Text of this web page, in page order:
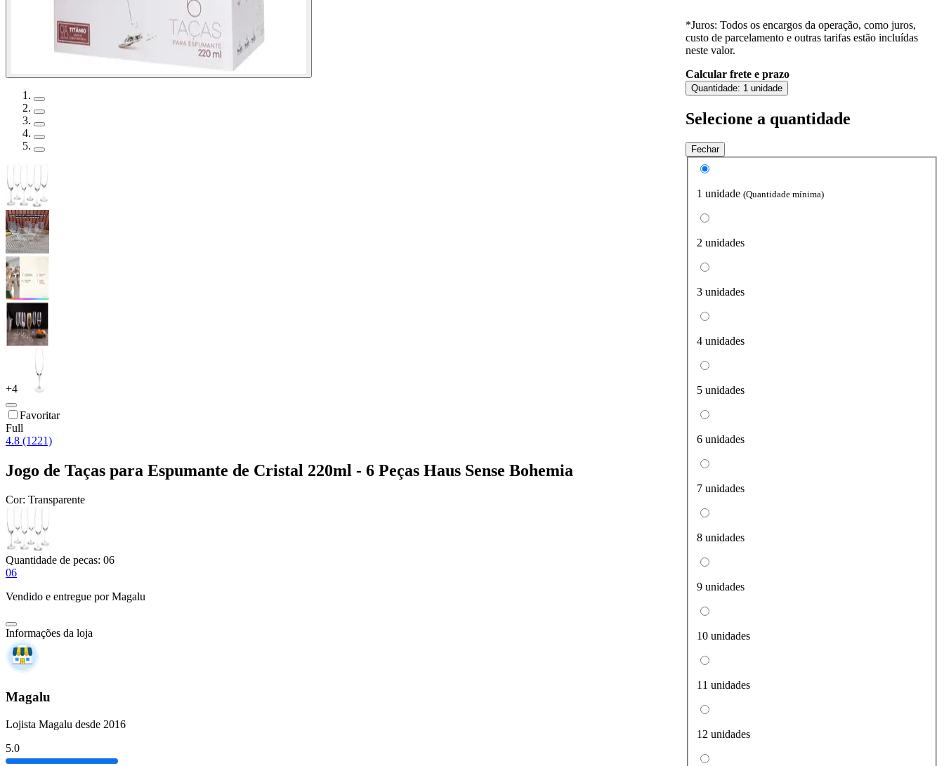
+4
Favoritar
Full
4.8 (1221)
Jogo de Taças para Espumante de Cristal 220ml - 6 Peças Haus Sense Bohemia
Cor: Transparente
Quantidade de pecas: 06
06
Vendido e entregue por Magalu
Informações da loja
Magalu
Lojista Magalu desde 2016
5.0
*Juros: Todos os encargos da operação, como juros,
custo de parcelamento e outras tarifas estão incluídas
neste valor.
Calcular frete e prazo
Quantidade: 1 unidade
Selecione a quantidade
Fechar
1 unidade (Quantidade mínima)
2 unidades
3 unidades
4 unidades
5 unidades
6 unidades
7 unidades
8 unidades
9 unidades
10 unidades
11 unidades
12 unidades